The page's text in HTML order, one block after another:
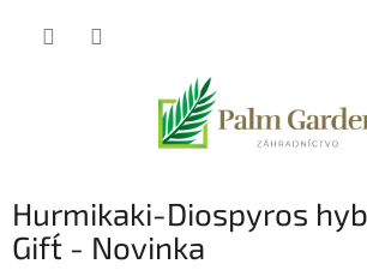
Hurmikaki-Diospyros
Gift´ - Novinka